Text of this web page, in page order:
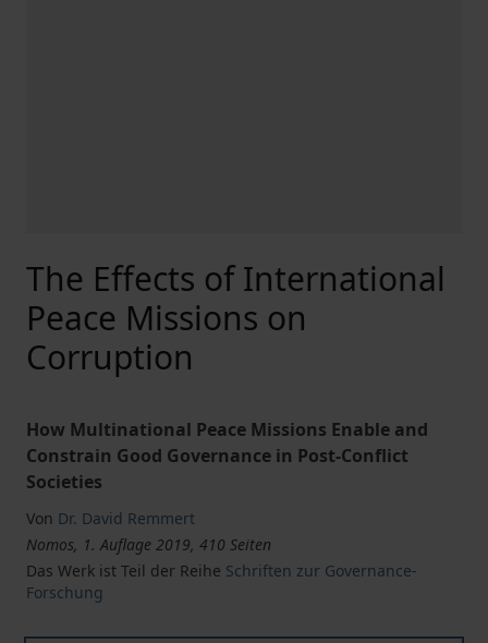
The Effects of International
Peace Missions on
Corruption
How Multinational Peace Missions Enable and
Constrain Good Governance in Post-Conflict
Societies
Von Dr. David Remmert
Nomos, 1. Auflage 2019, 410 Seiten
Das Werk ist Teil der Reihe Schriften zur Governance-
Forschung